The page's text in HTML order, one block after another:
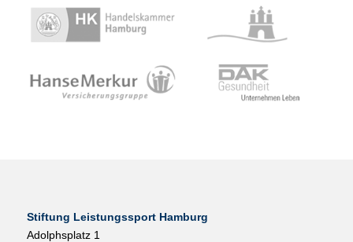
Stiftung Leistungssport Hamburg
Adolphsplatz 1